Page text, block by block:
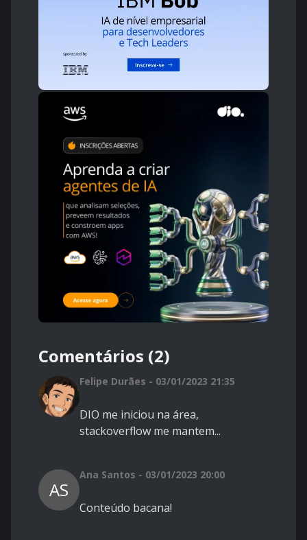
Comentários (2)
Felipe Durães - 03/01/2023 21:35
DIO me iniciou na área,
stackoverflow me mantem...
AS
Ana Santos - 03/01/2023 20:00
Conteúdo bacana!